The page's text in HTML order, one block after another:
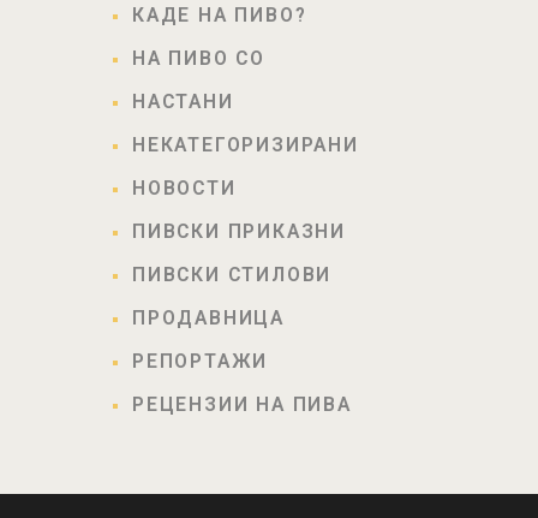
КАДЕ НА ПИВО?
НА ПИВО СО
НАСТАНИ
НЕКАТЕГОРИЗИРАНИ
НОВОСТИ
ПИВСКИ ПРИКАЗНИ
ПИВСКИ СТИЛОВИ
ПРОДАВНИЦА
РЕПОРТАЖИ
РЕЦЕНЗИИ НА ПИВА